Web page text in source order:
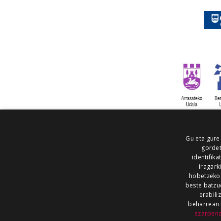
ALEA
Gu eta
hobetzeko.
beste
beharrean